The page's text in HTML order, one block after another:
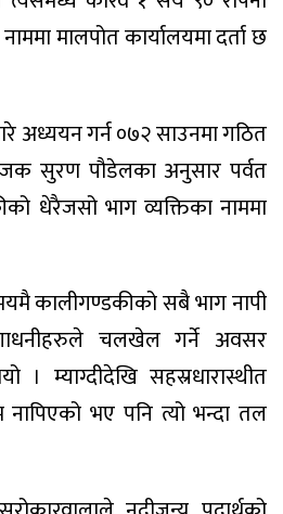
मालपोत कार्यालयमा दर्ता छ
अध्ययन गर्न ०७२ साउनमा गठित
सुरण पौडेलका अनुसार पर्वत
धेरैजसो भाग व्यक्तिका नाममा
कालीगण्डकीको सबै भाग नापी
चलखेल गर्ने अवसर
। म्याग्दीदेखि सहस्रधारास्थीत
नापिएको भए पनि त्यो भन्दा तल